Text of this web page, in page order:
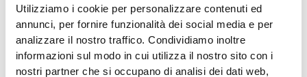
Utilizziamo i cookie per personalizzare contenuti ed
annunci, per fornire funzionalità dei social media e per
analizzare il nostro traffico. Condividiamo inoltre
informazioni sul modo in cui utilizza il nostro sito con i
nostri partner che si occupano di analisi dei dati web,
NOUVELLE COLLECTION 2026